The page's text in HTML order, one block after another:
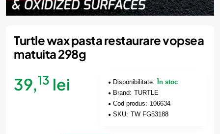
Turtle wax pasta restaurare vopsea
matuita 298g
39,13 lei Disponibilitate:
În stoc
Brand: TURTLE
Cod produs: 106634
SKU: TW FG53188